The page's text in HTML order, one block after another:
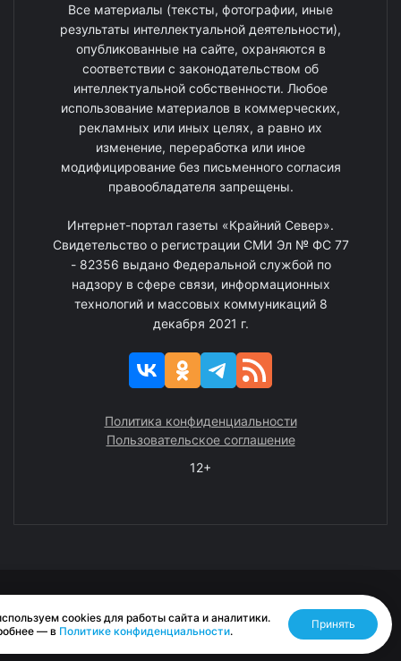
Все материалы (тексты, фотографии, иные
результаты интеллектуальной деятельности),
опубликованные на сайте, охраняются в
соответствии с законодательством об
интеллектуальной собственности. Любое
использование материалов в коммерческих,
рекламных или иных целях, а равно их
изменение, переработка или иное
модифицирование без письменного согласия
правообладателя запрещены.
Интернет-портал газеты «Крайний Север».
Свидетельство о регистрации СМИ Эл № ФС 77
- 82356 выдано Федеральной службой по
надзору в сфере связи, информационных
технологий и массовых коммуникаций 8
декабря 2021 г.
Политика конфиденциальности
Пользовательское соглашение
12+
Разработано RASA
cookies для работы сайта и аналитики.
— в Политике конфиденциальности.
Принять